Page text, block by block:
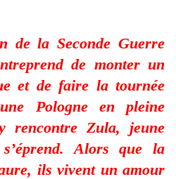
de la Seconde Guerre
de monter un
et de faire la tournée
Pologne en pleine
rencontre Zula, jeune
Alors que la
ils vivent un amour